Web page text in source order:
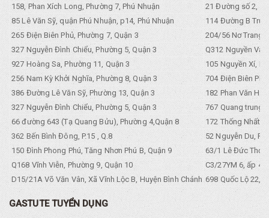
158, Phan Xích Long, Phường 7, Phú Nhuận
21 Đường số 2,
85 Lê Văn Sỹ, quận Phú Nhuận, p14, Phú Nhuận
114 Đường B
265 Điện Biên Phủ, Phường 7, Quận 3
204/56 Nơ Trang
327 Nguyễn Đình Chiểu, Phường 5, Quận 3
Q312 Nguyền
927 Hoàng Sa, Phường 11, Quận 3
105 Nguyền Xí,
256 Nam Kỳ Khởi Nghĩa, Phường 8, Quận 3
704 Điện Biên
386 Đường Lê Văn Sỹ, Phường 13, Quận 3
182 Phan Văn
327 Nguyễn Đình Chiểu, Phường 5, Quận 3
767 Quang trung,
66 đường 643 (Tạ Quang Bửu), Phường 4,Quận 8
172 Thống Nhất.
362 Bến Bình Đông, P.15 , Q.8
52 Nguyễn Du,
150 Đình Phong Phú, Tăng Nhơn Phú B, Quận 9
63/1 Lê Đức Thọ,
Q168 Vĩnh Viễn, Phường 9, Quận 10
C3/27YM 6, ấp 4,
D15/21A Võ Văn Vân, Xã Vĩnh Lộc B, Huyện Bình Chánh 698 Quốc Lộ 22,
GASTUTE TUYỂN DỤNG